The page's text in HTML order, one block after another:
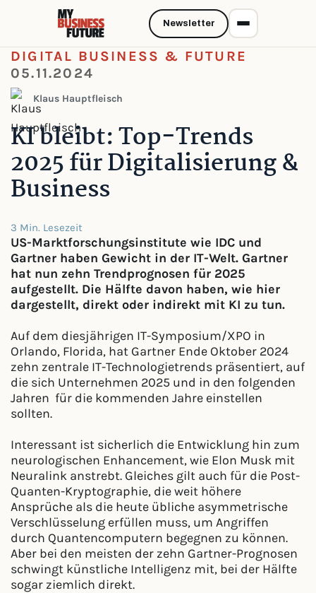
DIGITAL BUSINESS & FUTURE
05.11.2024
Klaus Hauptfleisch
KI bleibt: Top-Trends
2025 für Digitalisierung &
Business
3 Min. Lesezeit
US-Marktforschungsinstitute wie IDC und
Gartner haben Gewicht in der IT-Welt. Gartner
hat nun zehn Trendprognosen für 2025
aufgestellt. Die Hälfte davon haben, wie hier
dargestellt, direkt oder indirekt mit KI zu tun.
Auf dem diesjährigen IT-Symposium/XPO in
Orlando, Florida, hat Gartner Ende Oktober 2024
zehn zentrale IT-Technologietrends präsentiert, auf
die sich Unternehmen 2025 und in den folgenden
Jahren für die kommenden Jahre einstellen
sollten.
Interessant ist sicherlich die Entwicklung hin zum
neurologischen Enhancement, wie Elon Musk mit
Neuralink anstrebt. Gleiches gilt auch für die Post-
Quanten-Kryptographie, die weit höhere
Ansprüche als die heute übliche asymmetrische
Verschlüsselung erfüllen muss, um Angriffen
durch Quantencomputern begegnen zu können.
Aber bei den meisten der zehn Gartner-Prognosen
schwingt künstliche Intelligenz mit, bei der Hälfte
sogar ziemlich direkt.
Newsletter